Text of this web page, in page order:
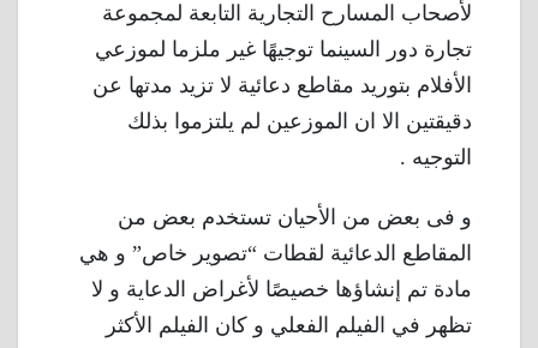
لأصحاب المسارح التجارية التابعة لمجموعة
تجارة دور السينما توجيهًا غير ملزما لموزعي
الأفلام بتوريد مقاطع دعائية لا تزيد مدتها عن
دقيقتين الا ان الموزعين لم يلتزموا بذلك
التوجيه .
و فى بعض من الأحيان تستخدم بعض من
المقاطع الدعائية لقطات “تصوير خاص” و هي
مادة تم إنشاؤها خصيصًا لأغراض الدعاية و لا
تظهر في الفيلم الفعلي و كان الفيلم الأكثر